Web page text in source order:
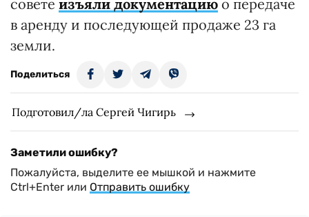
совете изъяли документацию о передаче
в аренду и последующей продаже 23 га
земли.
Поделиться
Подготовил/ла Сергей Чигирь
Заметили ошибку?
Пожалуйста, выделите ее мышкой и нажмите
Ctrl+Enter или Отправить ошибку